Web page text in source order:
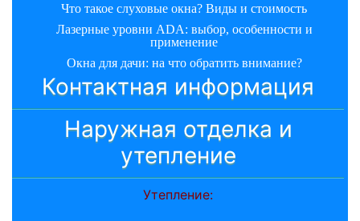
Что такое слуховые окна? Виды и стоимость
Лазерные уровни ADA: выбор, особенности и
применение
Окна для дачи: на что обратить внимание?
Контактная информация
Наружная отделка и
утепление
Утепление: